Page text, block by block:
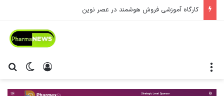
کارگاه آموزشی فروش هوشمند در عصر نوین
تغییر ورود